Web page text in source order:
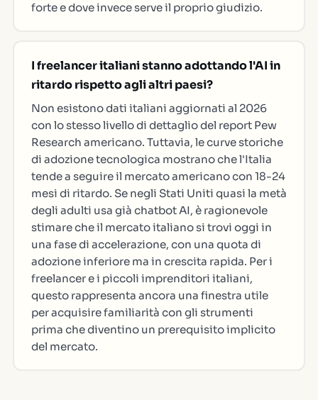
forte e dove invece serve il proprio giudizio.
I freelancer italiani stanno adottando l'AI in
ritardo rispetto agli altri paesi?
Non esistono dati italiani aggiornati al 2026
con lo stesso livello di dettaglio del report Pew
Research americano. Tuttavia, le curve storiche
di adozione tecnologica mostrano che l'Italia
tende a seguire il mercato americano con 18-24
mesi di ritardo. Se negli Stati Uniti quasi la metà
degli adulti usa già chatbot AI, è ragionevole
stimare che il mercato italiano si trovi oggi in
una fase di accelerazione, con una quota di
adozione inferiore ma in crescita rapida. Per i
freelancer e i piccoli imprenditori italiani,
questo rappresenta ancora una finestra utile
per acquisire familiarità con gli strumenti
prima che diventino un prerequisito implicito
del mercato.